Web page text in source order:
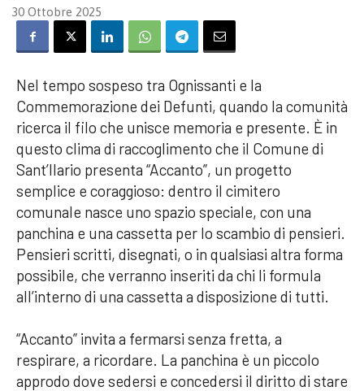
30 Ottobre 2025
Nel tempo sospeso tra Ognissanti e la
Commemorazione dei Defunti, quando la comunità
ricerca il filo che unisce memoria e presente. È in
questo clima di raccoglimento che il Comune di
Sant’Ilario presenta “Accanto”, un progetto
semplice e coraggioso: dentro il cimitero
comunale nasce uno spazio speciale, con una
panchina e una cassetta per lo scambio di pensieri.
Pensieri scritti, disegnati, o in qualsiasi altra forma
possibile, che verranno inseriti da chi li formula
all’interno di una cassetta a disposizione di tutti.
“Accanto” invita a fermarsi senza fretta, a
respirare, a ricordare. La panchina è un piccolo
approdo dove sedersi e concedersi il diritto di stare